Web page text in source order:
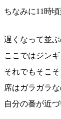
ちなみに11時
遅くなって並
ここではジン
それでもそこそ
席はガラガラ
自分の番が近